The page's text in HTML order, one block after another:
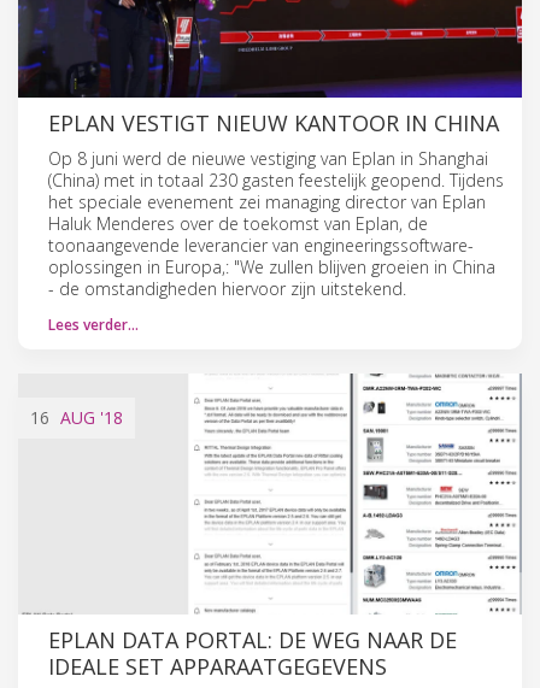
EPLAN VESTIGT NIEUW KANTOOR IN CHINA
Op 8 juni werd de nieuwe vestiging van Eplan in Shanghai
(China) met in totaal 230 gasten feestelijk geopend. Tijdens
het speciale evenement zei managing director van Eplan
Haluk Menderes over de toekomst van Eplan, de
toonaangevende leverancier van engineeringssoftware-
oplossingen in Europa,: "We zullen blijven groeien in China
- de omstandigheden hiervoor zijn uitstekend.
Lees verder…
16 AUG '18
EPLAN DATA PORTAL: DE WEG NAAR DE
IDEALE SET APPARAATGEGEVENS